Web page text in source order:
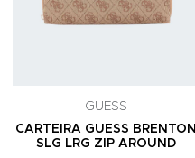
GUESS
CARTEIRA GUESS BRENTON
SLG LRG ZIP AROUND